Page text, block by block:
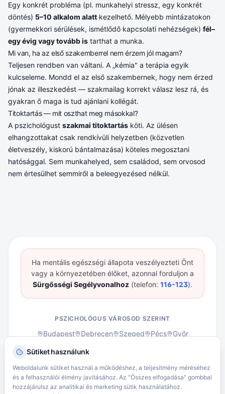
Sütiket használunk
Weboldalunk sütiket használ a működéshez, a teljesítmény méréséhez
és a felhasználói élmény javításához. Az "Összes elfogadása" gombbal
hozzájárulsz az analitikai és marketing sütik használatához.
Egy konkrét probléma (pl. munkahelyi stressz, egy konkrét
döntés) 5–10 alkalom alatt kezelhető. Mélyebb mintázatokon
(gyermekkori sérülések, ismétlődő kapcsolati nehézségek) fél–
egy évig vagy tovább is tarthat a munka.
Mi van, ha az első szakemberrel nem érzem jól magam?
Teljesen rendben van váltani. A „kémia" a terápia egyik
kulcseleme. Mondd el az első szakembernek, hogy nem érzed
jónak az illeszkedést — szakmailag korrekt válasz lesz rá, és
gyakran ő maga is tud ajánlani kollégát.
Titoktartás — mit oszthat meg másokkal?
A pszichológust szakmai titoktartás köti. Az ülésen
elhangzottakat csak rendkívüli helyzetben (közvetlen
életveszély, kiskorú bántalmazása) köteles megosztani
hatósággal. Sem munkahelyed, sem családod, sem orvosod
nem értesülhet semmiről a beleegyezésed nélkül.
Ha mentális egészségi állapota veszélyezteti Önt
vagy a környezetében élőket, azonnal forduljon a
Sürgősségi Segélyvonalhoz (telefon: 116-123).
PSZICHOLÓGUS VÁROSOD SZERINT
Budapest Debrecen Szeged Pécs
Győr
ÁSZF – KlienseknekÁSZF – Pszichológusoknak
Adatvédelmi Tájékoztató Kliens portál belépés